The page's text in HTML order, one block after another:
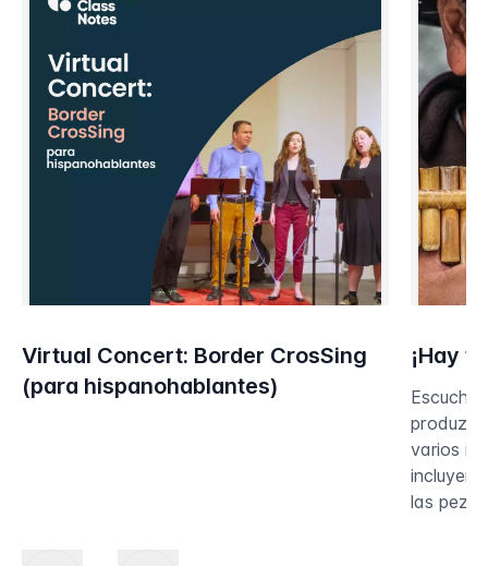
Virtual Concert: Border CrosSing
(para hispanohablantes)
¡Hay
varios
las